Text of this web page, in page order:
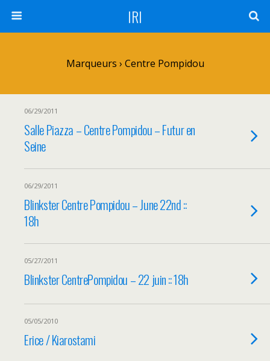
IRI
Marqueurs › Centre Pompidou
06/29/2011
Salle Piazza – Centre Pompidou – Futur en
Seine
06/29/2011
Blinkster Centre Pompidou – June 22nd ::
18h
05/27/2011
Blinkster CentrePompidou – 22 juin :: 18h
05/05/2010
Erice / Kiarostami